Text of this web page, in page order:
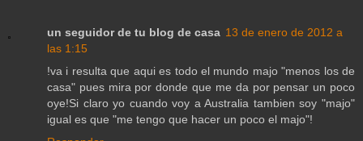
un seguidor de tu blog de casa 13 de enero de 2012 a
las 1:15
!va i resulta que aqui es todo el mundo majo "menos los de
casa" pues mira por donde que me da por pensar un poco
oye!Si claro yo cuando voy a Australia tambien soy "majo"
igual es que "me tengo que hacer un poco el majo"!